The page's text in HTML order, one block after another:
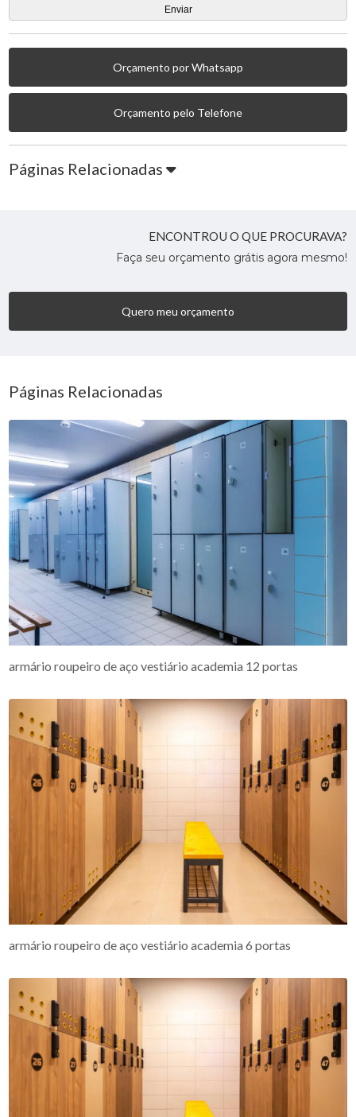
Orçamento por Whatsapp
Orçamento pelo Telefone
Páginas Relacionadas
ENCONTROU O QUE PROCURAVA?
Faça seu orçamento grátis agora mesmo!
Quero meu orçamento
Páginas Relacionadas
armário roupeiro de aço vestiário academia 12 portas
armário roupeiro de aço vestiário academia 6 portas